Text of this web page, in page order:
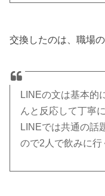
交換したのは、職場
LINEの文は基本的
んと反応して丁寧
LINEでは共通の話
ので2人で飲みに行